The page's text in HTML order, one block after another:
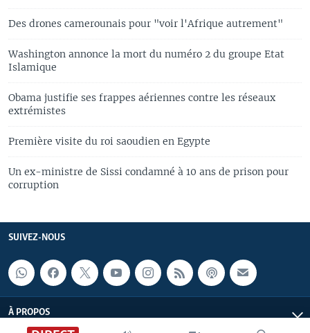
Des drones camerounais pour "voir l'Afrique autrement"
Washington annonce la mort du numéro 2 du groupe Etat
Islamique
Obama justifie ses frappes aériennes contre les réseaux
extrémistes
Première visite du roi saoudien en Egypte
Un ex-ministre de Sissi condamné à 10 ans de prison pour
corruption
SUIVEZ-NOUS
À PROPOS